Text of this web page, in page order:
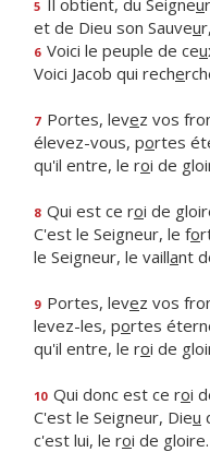
5 Il obtient, du Seigneu
et de Dieu son Sauveu
6 Voici le peuple de ceu
Voici Jacob qui reche
7 Portes, levez vos
élevez-vous, portes
qu'il entre, le roi de
8 Qui est ce roi de
C'est le Seigneur, le fo
le Seigneur, le vaillant
9 Portes, levez vos
levez-les, portes
qu'il entre, le roi de
10 Qui donc est ce roi
C'est le Seigneur, Dieu
c'est lui, le roi de gloire.